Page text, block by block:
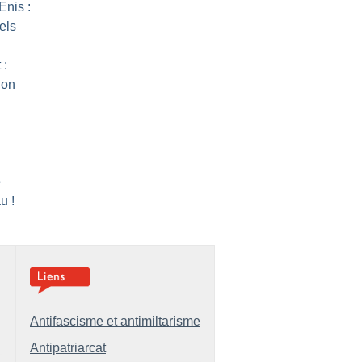
:
:
!
Antifascisme et antimiltarisme
Antipatriarcat